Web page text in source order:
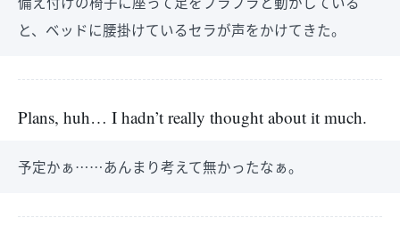
と、ベッドに腰掛けているセラが声をかけてきた。
Plans, huh… I hadn’t really thought about it much.
予定かぁ……あんまり考えて無かったなぁ。